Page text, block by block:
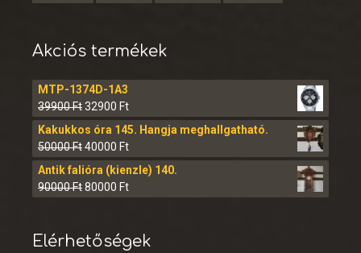
Akciós termékek
MTP-1374D-1A3
39900Ft32900 Ft
Kakukkos óra 145. Hangja meghallgatható.
50000Ft40000 Ft
Antik falióra (kienzle) 140.
90000Ft80000 Ft
Elérhetőségek